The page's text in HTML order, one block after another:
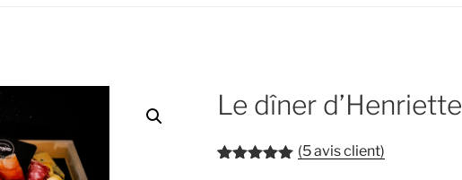
Le dîner d’Henriette
(5avis client)